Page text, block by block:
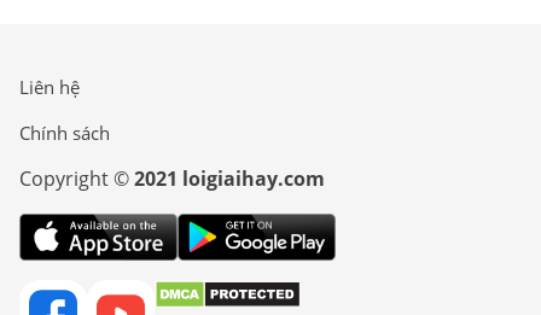
Liên hệ
Chính sách
Copyright ©2021 loigiaihay.com